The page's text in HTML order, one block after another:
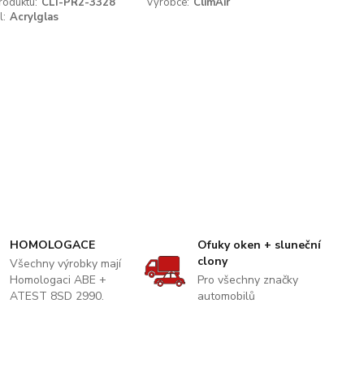
Acrylglas
HOMOLOGACE
Všechny výrobky mají
Homologaci ABE +
ATEST 8SD 2990.
Ofuky oken + sluneční
clony
Pro všechny značky
automobilů